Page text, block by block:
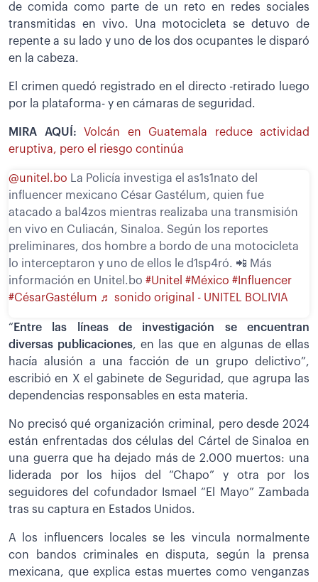
de comida como parte de un reto en redes sociales
transmitidas en vivo. Una motocicleta se detuvo de
repente a su lado y uno de los dos ocupantes le disparó
en la cabeza.
El crimen quedó registrado en el directo -retirado luego
por la plataforma- y en cámaras de seguridad.
MIRA AQUÍ: Volcán en Guatemala reduce actividad
eruptiva, pero el riesgo continúa
@unitel.bo La Policía investiga el as1s1nato del
influencer mexicano César Gastélum, quien fue
atacado a bal4zos mientras realizaba una transmisión
en vivo en Culiacán, Sinaloa. Según los reportes
preliminares, dos hombre a bordo de una motocicleta
lo interceptaron y uno de ellos le d1sp4ró. 📲 Más
información en Unitel.bo #Unitel #México #Influencer
#CésarGastélum ♬ sonido original - UNITEL BOLIVIA
“ Entre las líneas de investigación se encuentran
diversas publicaciones, en las que en algunas de ellas
hacía alusión a una facción de un grupo delictivo”,
escribió en X el gabinete de Seguridad, que agrupa las
dependencias responsables en esta materia.
No precisó qué organización criminal, pero desde 2024
están enfrentadas dos células del Cártel de Sinaloa en
una guerra que ha dejado más de 2.000 muertos: una
liderada por los hijos del “Chapo” y otra por los
seguidores del cofundador Ismael “El Mayo” Zambada
tras su captura en Estados Unidos.
A los influencers locales se les vincula normalmente
con bandos criminales en disputa, según la prensa
mexicana, que explica estas muertes como venganzas